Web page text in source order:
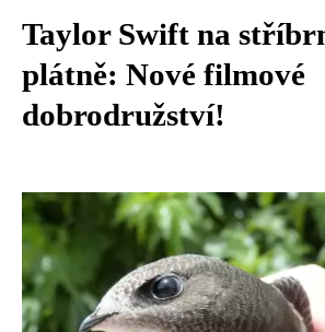
Taylor Swift na
plátně: Nové filmové
dobrodružství!